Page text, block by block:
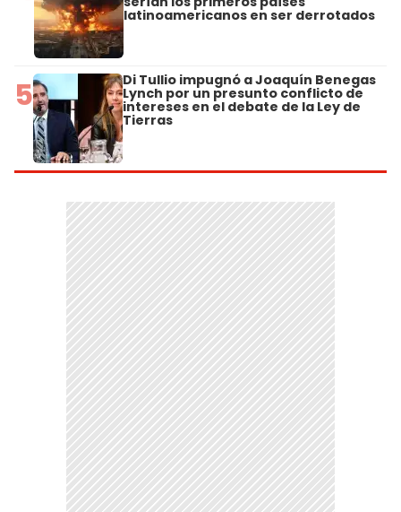
latinoamericanos en ser derrotados
5 Di Tullio impugnó a Joaquín Benegas
Lynch por un presunto conflicto de
intereses en el debate de la Ley de
Tierras